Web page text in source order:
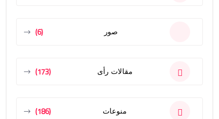
صور (6)
مقالات رأى (173)
منوعات (186)